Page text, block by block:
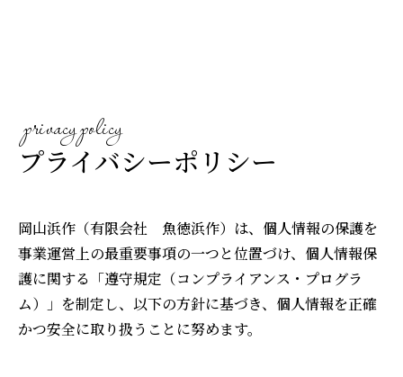
privacy policy
プライバシーポリシー
岡山浜作（有限会社 魚徳浜作）は、個人情報の保護を
事業運営上の最重要事項の一つと位置づけ、個人情報保
護に関する「遵守規定（コンプライアンス・プログラ
ム）」を制定し、以下の方針に基づき、個人情報を正確
かつ安全に取り扱うことに努めます。